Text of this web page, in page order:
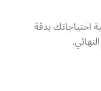
احتياجاتك بدقة